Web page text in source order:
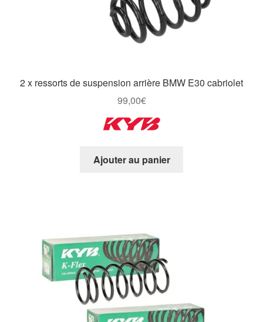
2 x ressorts de suspension arrière BMW E30 cabriolet
99,00€
Ajouter au panier